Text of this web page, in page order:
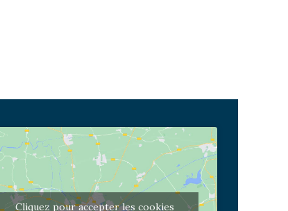
Cliquez pour accepter les cookies